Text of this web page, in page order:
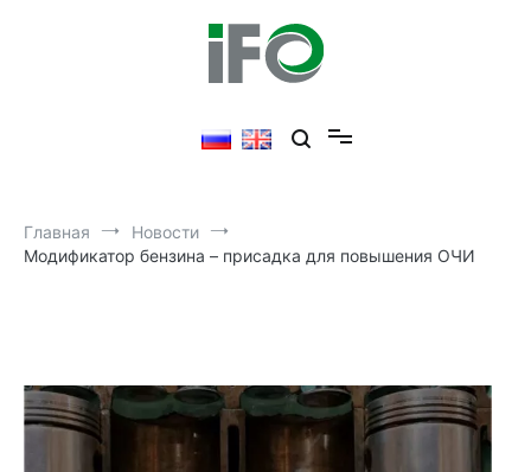
Главная
Новости
Модификатор бензина – присадка для повышения ОЧИ